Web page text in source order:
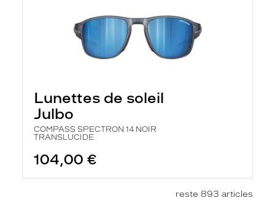
Lunettes de soleil
Julbo
COMPASS SPECTRON 14 NOIR
TRANSLUCIDE
104,00 €
reste 893 articles